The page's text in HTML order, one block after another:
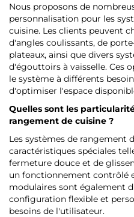
Nous proposons de
personnalisation pour les
cuisine. Les clients peuvent
d'angles coulissants, de
plateaux, ainsi que divers
d'égouttoirs à vaisselle. Ces
le système à différents
d'optimiser l'espace
Quelles sont les
rangement de cuisine ?
Les systèmes de rangement
caractéristiques spéciales
fermeture douce et de
un fonctionnement contrôlé
modulaires sont également
configuration flexible et
besoins de l'utilisateur.